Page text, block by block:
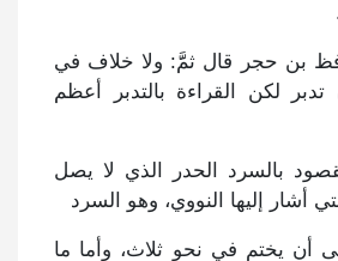
بن حجر قال ثمََّ: ولا خلاف في
لكن القراءة بالتدبر أعظم
بالسرد الحدر الذي لا يصل
أشار إليها النووي، وهو السرد
أن يختم في نحو ثلاث، وأما ما